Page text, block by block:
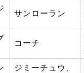
サンローラン
コーチ
ジミーチュウ、